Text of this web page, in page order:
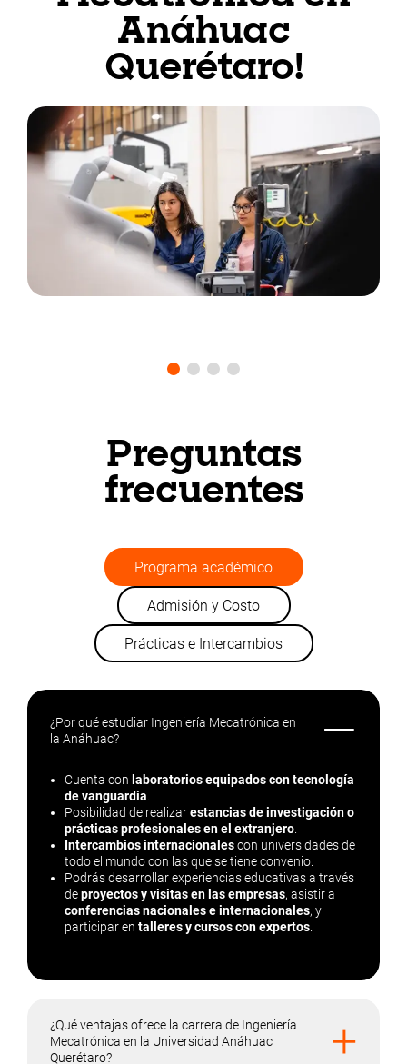
Anáhuac
Querétaro!
Preguntas
frecuentes
Programa académico
Admisión y Costo
Prácticas e Intercambios
¿Por qué estudiar Ingeniería Mecatrónica en
la Anáhuac?
—
Cuenta con laboratorios equipados con tecnología
de vanguardia.
Posibilidad de realizarestancias de investigación o
prácticas profesionales en el extranjero.
Intercambios internacionalescon universidades de
todo el mundo con las que se tiene convenio.
Podrás desarrollar experiencias educativas a través
deproyectos y visitas en las empresas, asistir a
conferencias nacionales e internacionales, y
participar en talleres y cursos con expertos.
¿Qué ventajas ofrece la carrera de Ingeniería
Mecatrónica en la Universidad Anáhuac
Querétaro?
+